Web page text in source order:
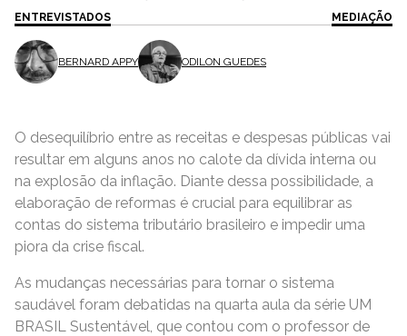
ENTREVISTADOS
BERNARD APPY ODILON GUEDES
MEDIAÇÃO
O desequilíbrio entre as receitas e despesas públicas vai
resultar em alguns anos no calote da dívida interna ou
na explosão da inflação. Diante dessa possibilidade, a
elaboração de reformas é crucial para equilibrar as
contas do sistema tributário brasileiro e impedir uma
piora da crise fiscal.
As mudanças necessárias para tornar o sistema
saudável foram debatidas na quarta aula da série UM
BRASIL Sustentável, que contou com o professor de